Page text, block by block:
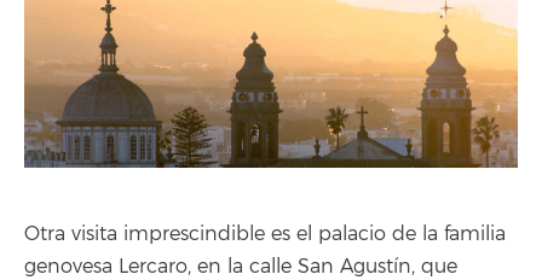
Otra visita imprescindible es el palacio de la familia
genovesa Lercaro, en la calle San Agustín, que